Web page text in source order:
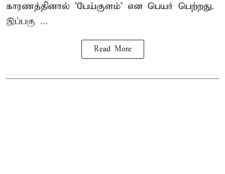
காரணத்தினால் 'பேய்குளம்' என பெயர் பெற்றது.
இப்பகு ...
Read More